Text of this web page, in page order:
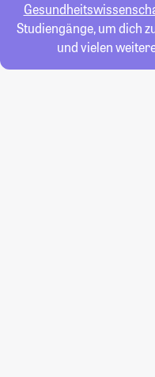
Studiengänge, um dich
und vielen